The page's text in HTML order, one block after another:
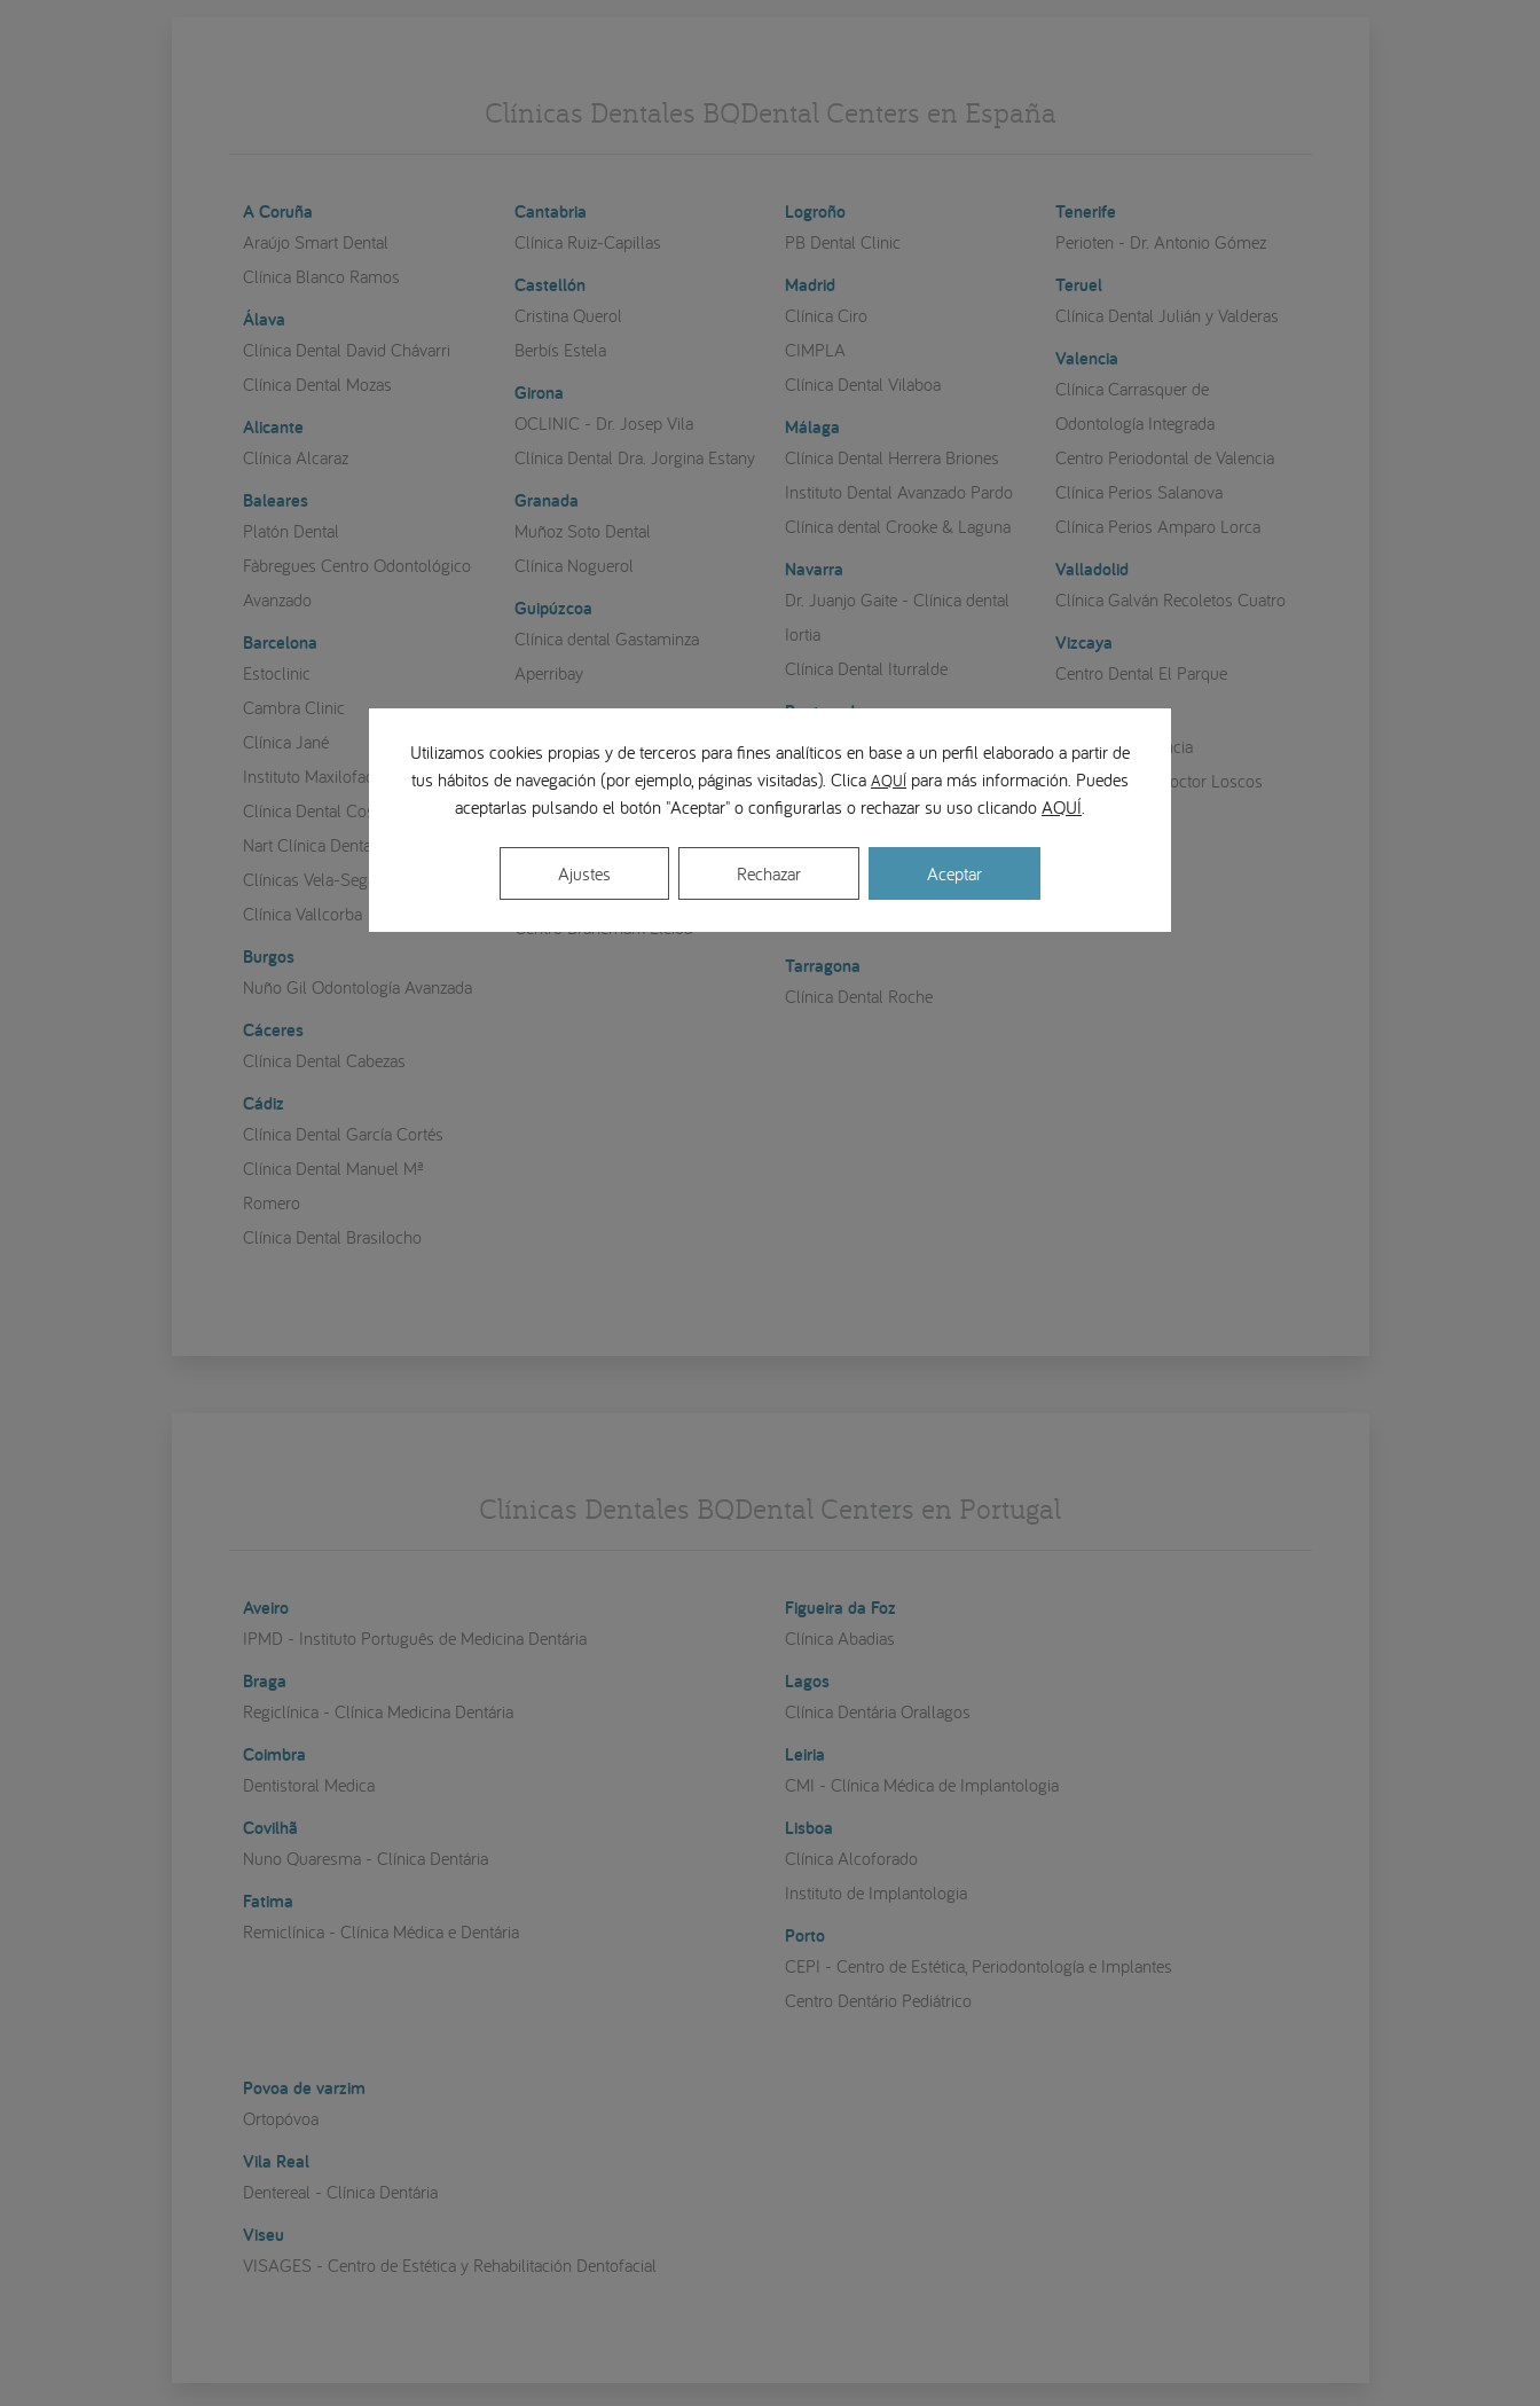
Clínicas Dentales BQDental Centers en España
A Coruña
Araújo Smart Dental
Clínica Blanco Ramos
Álava
Clínica Dental David Chávarri
Clínica Dental Mozas
Alicante
Clínica Alcaraz
Baleares
Platón Dental
Fàbregues Centro Odontológico
Avanzado
Barcelona
Estoclinic
Cambra Clinic
Clínica Jané
Instituto Maxilofacial
Clínica Dental Costa Codina
Nart Clínica Dental
Clínicas Vela-Segalà
Clínica Vallcorba
Burgos
Nuño Gil Odontología Avanzada
Cáceres
Clínica Dental Cabezas
Cádiz
Clínica Dental García Cortés
Clínica Dental Manuel Mª
Romero
Clínica Dental Brasilocho
Cantabria
Clínica Ruiz-Capillas
Castellón
Cristina Querol
Berbís Estela
Girona
OCLINIC - Dr. Josep Vila
Clínica Dental Dra. Jorgina Estany
Granada
Muñoz Soto Dental
Clínica Noguerol
Guipúzcoa
Clínica dental Gastaminza
Aperribay
Jaén
Clínica Olavide
Saiz Pardo Esthetics
Las Palmas
Centro Brånemark Las Palmas
Lleida
Centro Brånemark Lleida
Logroño
PB Dental Clinic
Madrid
Clínica Ciro
CIMPLA
Clínica Dental Vilaboa
Málaga
Clínica Dental Herrera Briones
Instituto Dental Avanzado Pardo
Clínica dental Crooke & Laguna
Navarra
Dr. Juanjo Gaite - Clínica dental
Iortia
Clínica Dental Iturralde
Pontevedra
Clínica Grandío Pazos
Sevilla
Gallego Experiencia Dental
Heferclinic
Tarragona
Clínica Dental Roche
Tenerife
Perioten - Dr. Antonio Gómez
Teruel
Clínica Dental Julián y Valderas
Valencia
Clínica Carrasquer de
Odontología Integrada
Centro Periodontal de Valencia
Clínica Perios Salanova
Clínica Perios Amparo Lorca
Valladolid
Clínica Galván Recoletos Cuatro
Vizcaya
Centro Dental El Parque
Zaragoza
Lorente Ortodoncia
Clínica Dental Doctor Loscos
Clínicas Dentales BQDental Centers en Portugal
Aveiro
IPMD - Instituto Português de Medicina Dentária
Braga
Regiclínica - Clínica Medicina Dentária
Coimbra
Dentistoral Medica
Covilhã
Nuno Quaresma - Clínica Dentária
Fatima
Remiclínica - Clínica Médica e Dentária
Figueira da Foz
Clínica Abadias
Lagos
Clínica Dentária Orallagos
Leiria
CMI - Clínica Médica de Implantologia
Lisboa
Clínica Alcoforado
Instituto de Implantologia
Porto
CEPI - Centro de Estética, Periodontología e Implantes
Centro Dentário Pediátrico
Povoa de varzim
Ortopóvoa
Vila Real
Dentereal - Clínica Dentária
Viseu
VISAGES - Centro de Estética y Rehabilitación Dentofacial
Utilizamos cookies propias y de terceros para fines analíticos en base a un perfil elaborado a partir de
tus hábitos de navegación (por ejemplo, páginas visitadas). Clica AQUÍ para más información. Puedes
aceptarlas pulsando el botón "Aceptar" o configurarlas o rechazar su uso clicando AQUÍ
Aceptar
Rechazar
Ajustes